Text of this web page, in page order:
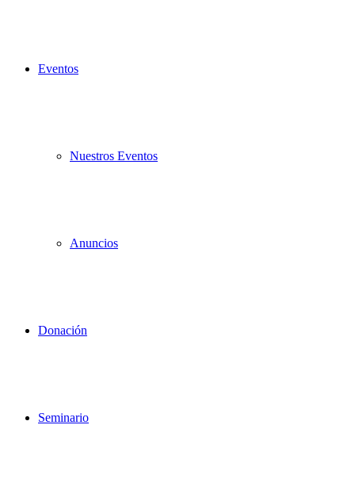
Eventos
Nuestros Eventos
Anuncios
Donación
Seminario